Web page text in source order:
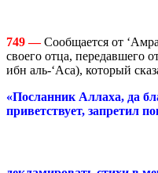
749 —Сообщается от
своего отца, передавшего
ибн аль-‘Аса), который
«Посланник Аллаха, да
приветствует, запретил